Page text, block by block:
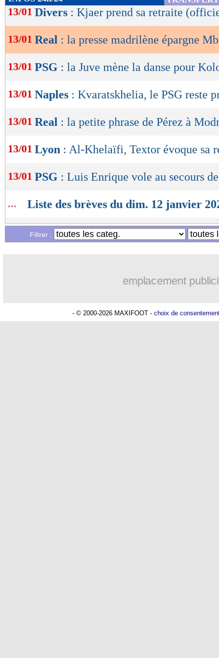
de
OK
13/01 Divers : Kjaer prend sa retraite
13/01 Real : la presse madrilène épargne
13/01 PSG : la Juve mène la danse pour
13/01 Naples : Kvaratskhelia, le PSG reste
13/01 Real : la petite phrase de Pérez à
13/01 Lyon : Al-Khelaïfi, Textor évoque sa
13/01 PSG : Luis Enrique vole au secours
... Liste des brèves du dim. 12 janvier
Liste des brèves du sam. 11 janvier
Filtrer :
emplacement
- © 2000-2026 MAXIFOOT - choix de